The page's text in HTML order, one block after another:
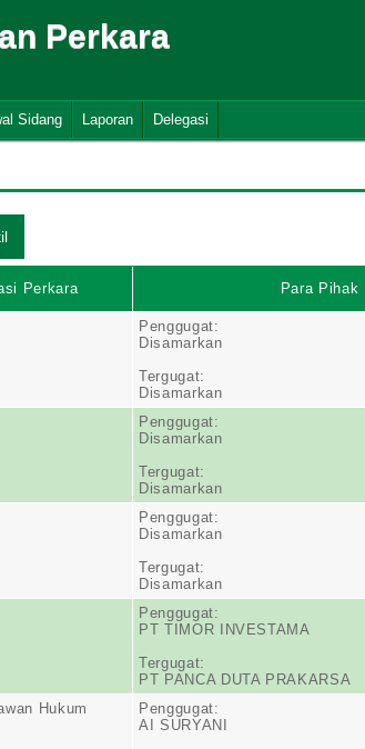
Perkara
Sidang Laporan Delegasi
Perkara Para Pihak
Penggugat:
Disamarkan
Tergugat:
Disamarkan
Penggugat:
Disamarkan
Tergugat:
Disamarkan
Penggugat:
Disamarkan
Tergugat:
Disamarkan
Penggugat:
PT TIMOR INVESTAMA
Tergugat:
PT PANCA DUTA PRAKARSA
Hukum
Penggugat:
AI SURYANI